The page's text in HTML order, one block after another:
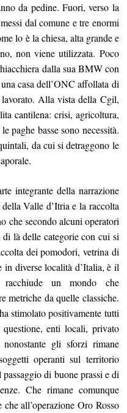
da pedine. Fuori, verso la
dal comune e tre enormi
lo è la chiesa, alta grande e
non viene utilizzata. Poco
dalla sua BMW con
casa dell’ONC affollata di
Alla vista della Cgil,
cantilena: crisi, agricoltura,
paghe basse sono necessità.
da cui si detraggono le
integrante della narrazione
Valle d’Itria e la raccolta
che secondo alcuni operatori
là delle categorie con cui si
dei pomodori, vetrina di
in diverse località d’Italia, è il
un mondo che
metriche da quelle classiche.
stimolato positivamente tutti
enti locali, privato
gli sforzi rimane
operanti sul territorio
di buone prassi e di
Che rimane comunque
all’operazione Oro Rosso